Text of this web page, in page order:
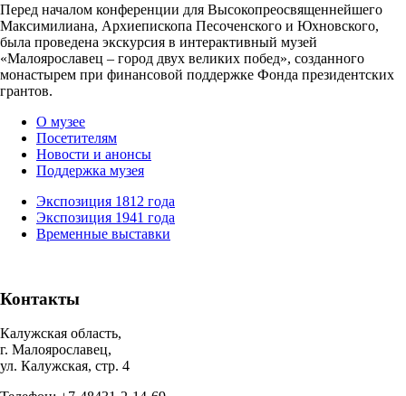
Перед началом конференции для Высокопреосвященнейшего
Максимилиана, Архиепископа Песоченского и Юхновского,
была проведена экскурсия в интерактивный музей
«Малоярославец – город двух великих побед», созданного
монастырем при финансовой поддержке Фонда президентских
грантов.
О музее
Посетителям
Новости и анонсы
Поддержка музея
Экспозиция 1812 года
Экспозиция 1941 года
Временные выставки
Контакты
Калужская область,
г. Малоярославец,
ул. Калужская, стр. 4